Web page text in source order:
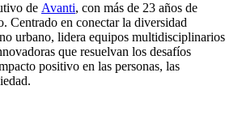
de Avanti, con más de 23 años de
Centrado en conectar la diversidad
urbano, lidera equipos multidisciplinarios
que resuelvan los desafíos
positivo en las personas, las